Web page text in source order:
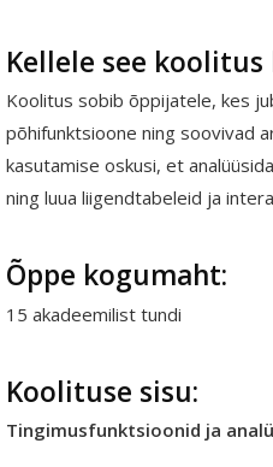
Kellele see koolitus
Koolitus sobib õppijatele, kes
põhifunktsioone ning soovivad
kasutamise oskusi, et
ning luua liigendtabeleid ja
Õppe kogumaht:
15 akadeemilist tundi
Koolituse sisu:
Tingimusfunktsioonid ja